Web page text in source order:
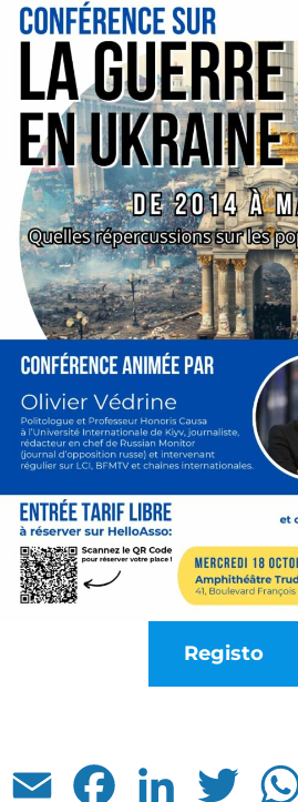
Registo
Email Facebook LinkedIn Twitter